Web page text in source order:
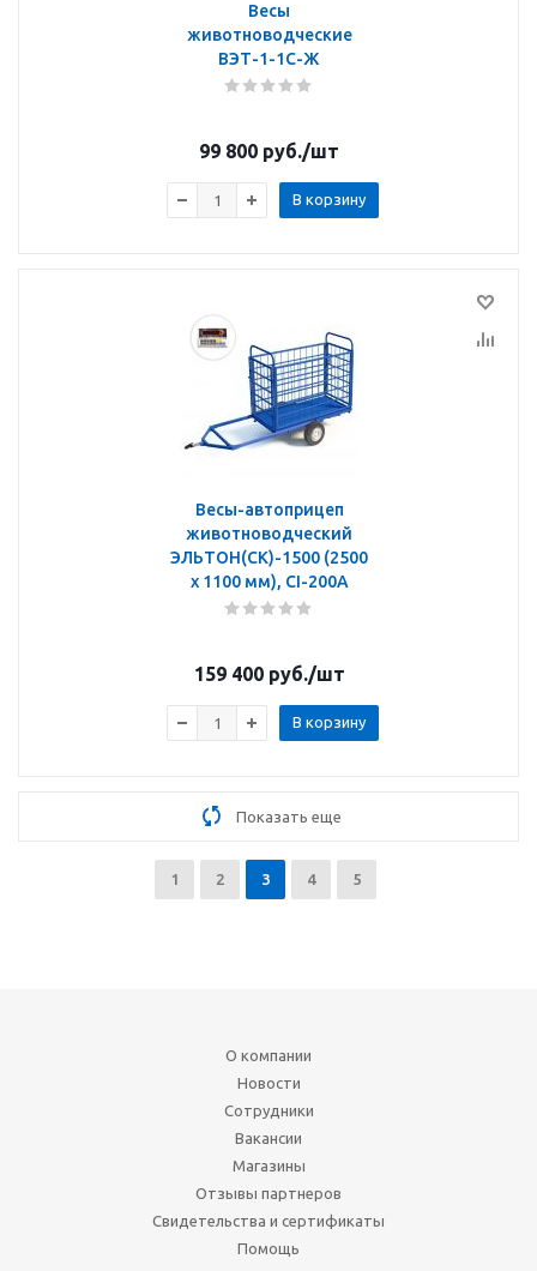
Весы
животноводческие
ВЭТ-1-1С-Ж
99 800 руб./шт
В корзину
Весы-автоприцеп
животноводческий
ЭЛЬТОН(СК)-1500 (2500
х 1100 мм), CI-200A
159 400руб./шт
В корзину
Показать еще
1 2 3 4 5
О компании
Новости
Сотрудники
Вакансии
Магазины
Отзывы партнеров
Свидетельства и сертификаты
Помощь